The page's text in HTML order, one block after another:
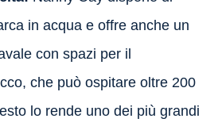
in acqua e offre anche un
con spazi per il
che può ospitare oltre 200
lo rende uno dei più grandi